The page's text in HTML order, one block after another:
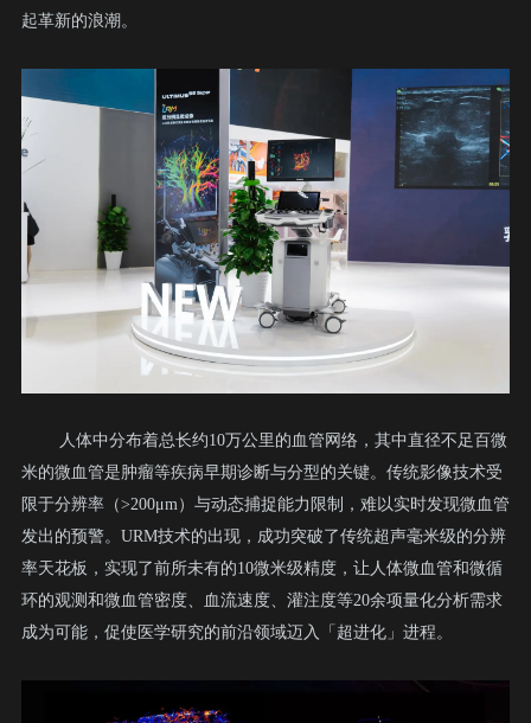
起革新的浪潮。
人体中分布着总长约10万公里的血管网络，其中直径不足百微
米的微血管是肿瘤等疾病早期诊断与分型的关键。传统影像技术受
限于分辨率（>200μm）与动态捕捉能力限制，难以实时发现微血管
发出的预警。 URM技术的出现，成功突破了传统超声毫米级的分辨
率天花板，实现了前所未有的10微米级精度，让人体微血管和微循
环的观测和微血管密度、血流速度、灌注度等20余项量化分析需求
成为可能，促使医学研究的前沿领域迈入「超进化」进程。